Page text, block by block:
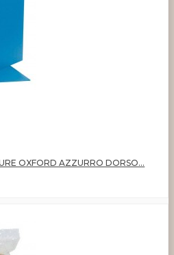
OXFORD AZZURRO DORSO...